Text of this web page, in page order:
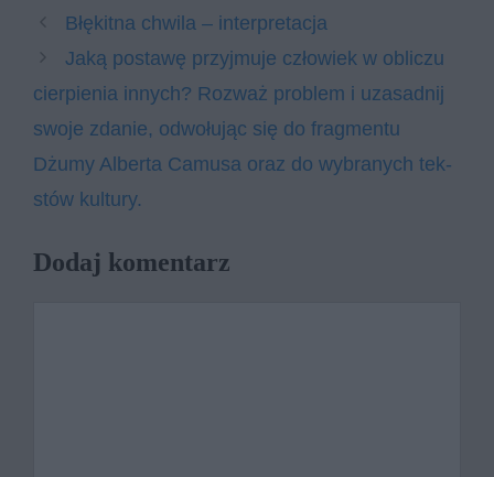
Błękitna chwila – interpretacja
Jaką po­sta­wę przyj­mu­je czło­wiek w ob­li­czu
cier­pie­nia in­nych? Roz­waż pro­blem i uza­sad­nij
swo­je zda­nie, odwołu­jąc się do frag­men­tu
Dżumy Alberta Camusa oraz do wy­bra­nych tek­
stów kul­tu­ry.
Dodaj komentarz